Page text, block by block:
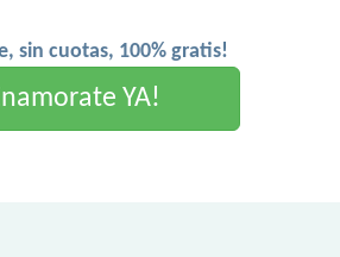
sin cuotas, 100% gratis!
YA!